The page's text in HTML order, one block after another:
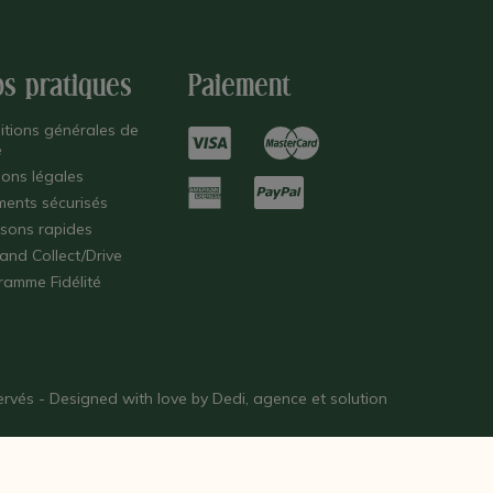
pratiques
générales de
légales
sécurisés
rapides
Collect/Drive
Fidélité
Paiement
- Designed with love by Dedi, agence et solution